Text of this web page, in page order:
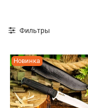
Фильтры
Новинка